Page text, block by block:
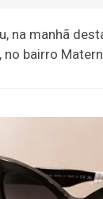
na manhã
bairro